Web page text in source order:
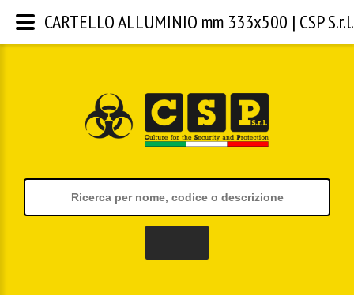
CARTELLO ALLUMINIO mm 333x500 | CSP S.r.l.